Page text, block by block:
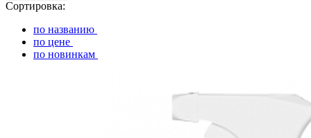
Сортировка:
по названию
по цене
по новинкам